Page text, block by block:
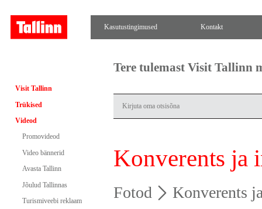
Kasutustingimused Kontakt
Visit Tallinn
Trükised
Videod
Promovideod
Video bännerid
Avasta Tallinn
Jõulud Tallinnas
Turismiveebi reklaam
Tere tulemast Visit Tallinn
Konverents ja
Fotod Konverents